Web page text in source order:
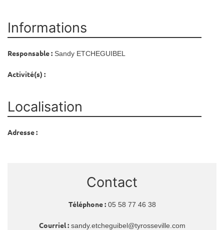
Informations
Responsable : Sandy ETCHEGUIBEL
Activité(s) :
Localisation
Adresse :
Contact
Téléphone : 05 58 77 46 38
Courriel : sandy.etcheguibel@tyrosseville.com